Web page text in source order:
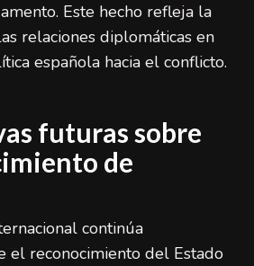
Este hecho refleja la
relaciones diplomáticas en
española hacia el conflicto.
futuras sobre
de
continúa
el reconocimiento del Estado